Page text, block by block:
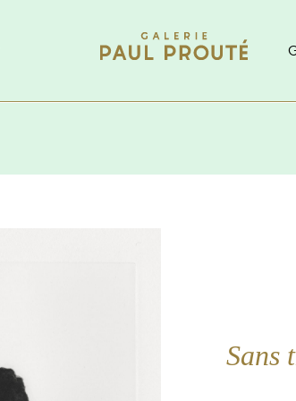
Sans